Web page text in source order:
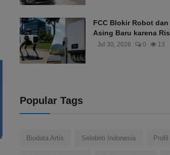
FCC Blokir Robot
Asing Baru karena
Jul 30, 2026 0 13
Popular Tags
Biodata Artis Selebriti Indonesia